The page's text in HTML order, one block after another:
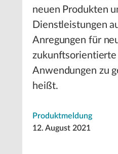
neuen Produkten
Dienstleistungen
Anregungen für
zukunftsorientierte
Anwendungen zu
heißt.
Produktmeldung
12. August 2021